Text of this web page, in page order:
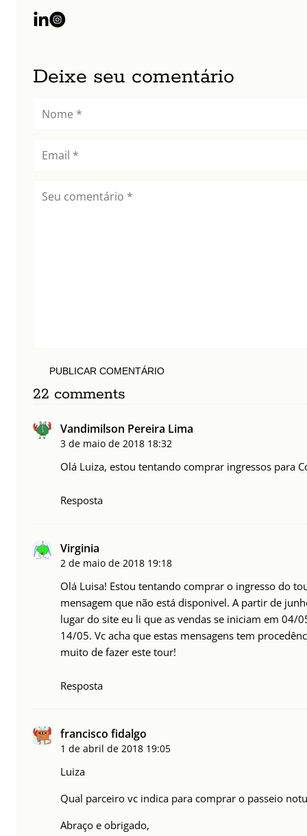
Deixe seu comentário
PUBLICAR COMENTÁRIO
22 comments
Vandimilson Pereira Lima
3 de maio de 2018 18:32
Olá Luiza, estou tentando comprar ingressos para
Resposta
Virginia
2 de maio de 2018 19:18
Olá Luisa! Estou tentando comprar o ingresso do
mensagem que não está disponivel. A partir de
lugar do site eu li que as vendas se iniciam em 04/
14/05. Vc acha que estas mensagens tem
muito de fazer este tour!
Resposta
francisco fidalgo
1 de abril de 2018 19:05
Luiza
Qual parceiro vc indica para comprar o passeio
Abraço e obrigado,